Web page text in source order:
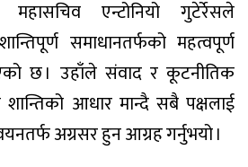
महासचिव एन्टोनियो गुटेर्रेसले
समाधानतर्फको महत्वपूर्ण
छ । उहाँले संवाद र कूटनीतिक
शान्तिको आधार मान्दै सबै पक्षलाई
अग्रसर हुन आग्रह गर्नुभयो ।